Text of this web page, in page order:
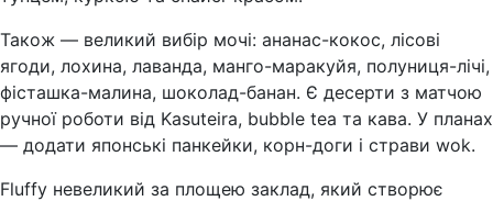
Також — великий вибір мочі: ананас-кокос, лісові
ягоди, лохина, лаванда, манго-маракуйя, полуниця-лічі,
фісташка-малина, шоколад-банан. Є десерти з матчою
ручної роботи від Kasuteira, bubble tea та кава. У планах
— додати японські панкейки, корн-доги і страви wok.
Fluffy невеликий за площею заклад, який створює